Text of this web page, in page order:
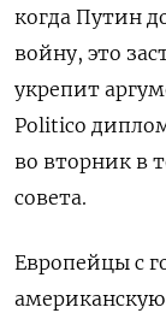
когда Путин
войну, это
укрепит
Politico
во вторник в
совета.
Европейцы с